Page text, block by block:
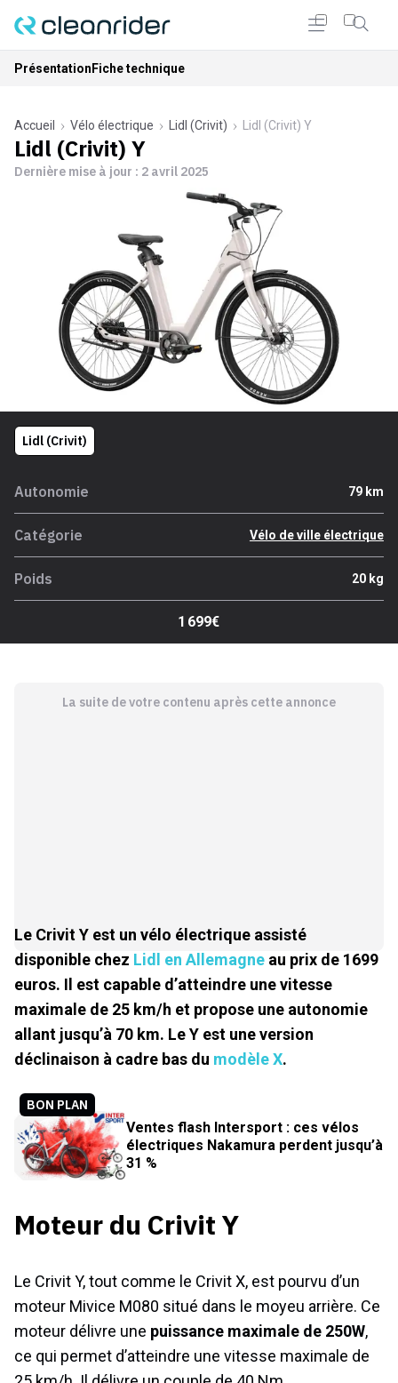
Présentation Fiche technique
Accueil Vélo électrique Lidl (Crivit) Lidl (Crivit) Y
Lidl (Crivit) Y
Dernière mise à jour : 2 avril 2025
Lidl (Crivit)
Autonomie 79 km
Catégorie Vélo de ville électrique
Poids 20 kg
1 699€
La suite de votre contenu après cette annonce
Le Crivit Y est un vélo électrique assisté
disponible chez Lidl en Allemagne au prix de 1699
euros. Il est capable d’atteindre une vitesse
maximale de 25 km/h et propose une autonomie
allant jusqu’à 70 km. Le Y est une version
déclinaison à cadre bas du modèle X.
BON PLAN
Ventes flash Intersport : ces vélos
électriques Nakamura perdent jusqu’à
31 %
Moteur du Crivit Y
Le Crivit Y, tout comme le Crivit X, est pourvu d’un
moteur Mivice M080 situé dans le moyeu arrière. Ce
moteur délivre une puissance maximale de 250W,
ce qui permet d’atteindre une vitesse maximale de